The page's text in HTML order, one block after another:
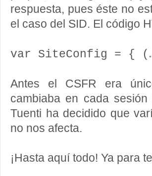
respuesta, pues éste no
el caso del SID. El código
var SiteConfig = {
Antes el CSFR era
cambiaba en cada
Tuenti ha decidido que
no nos afecta.
¡Hasta aquí todo! Ya para